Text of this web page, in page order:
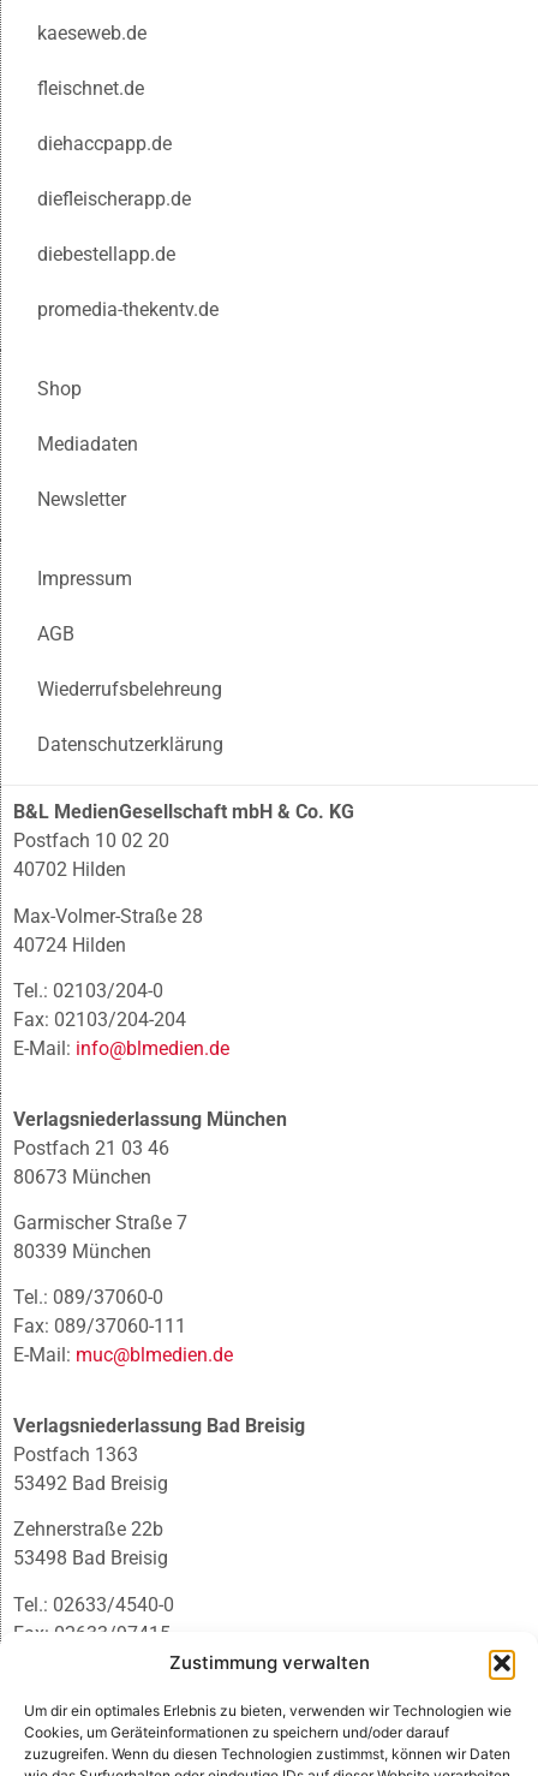
Zustimmung verwalten
Um dir ein optimales Erlebnis zu bieten, verwenden wir Technologien wie
Cookies, um Geräteinformationen zu speichern und/oder darauf
zuzugreifen. Wenn du diesen Technologien zustimmst, können wir Daten
kaeseweb.de
fleischnet.de
diehaccpapp.de
diefleischerapp.de
diebestellapp.de
promedia-thekentv.de
Shop
Mediadaten
Newsletter
Impressum
AGB
Wiederrufsbelehreung
Datenschutzerklärung
B&L MedienGesellschaft mbH & Co. KG
Postfach 10 02 20
40702 Hilden
Max-Volmer-Straße 28
40724 Hilden
Tel.: 02103/204-0
Fax: 02103/204-204
E-Mail: info@blmedien.de
Verlagsniederlassung München
Postfach 21 03 46
80673 München
Garmischer Straße 7
80339 München
Tel.: 089/37060-0
Fax: 089/37060-111
E-Mail: muc@blmedien.de
Verlagsniederlassung Bad Breisig
Postfach 1363
53492 Bad Breisig
Zehnerstraße 22b
53498 Bad Breisig
Tel.: 02633/4540-0
Fax: 02633/97415
infobb@blmedien.de